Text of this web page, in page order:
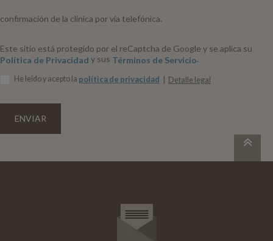
confirmación de la clínica por vía telefónica.
Este sitio está protegido por el reCaptcha de Google y se aplica su
Política de Privacidad y sus Términos de Servicio.
He leído y acepto la política de privacidad Detalle legal